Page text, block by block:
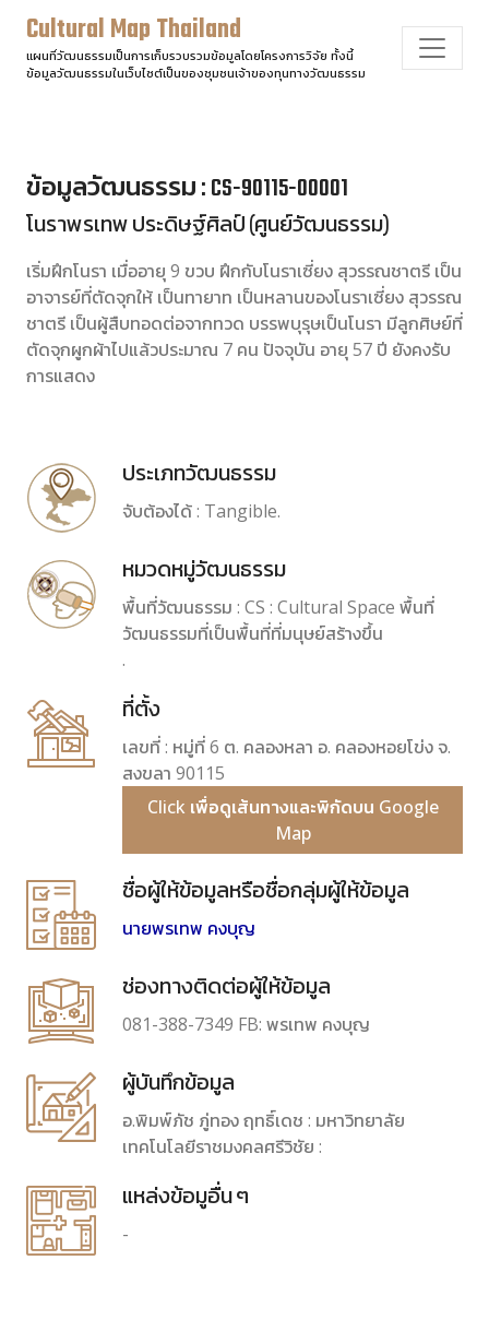
Cultural Map Thailand
แผนที่วัฒนธรรมเป็นการเก็บรวบรวมข้อมูลโดยโครงการวิจัย ทั้งนี้
ข้อมูลวัฒนธรรมในเว็บไซต์เป็นของชุมชนเจ้าของทุนทางวัฒนธรรม
ข้อมูลวัฒนธรรม : CS-90115-00001
โนราพรเทพ ประดิษฐ์ศิลป์ (ศูนย์วัฒนธรรม)
เริ่มฝึกโนรา เมื่ออายุ 9 ขวบ ฝึกกับโนราเซี่ยง สุวรรณชาตรี เป็น
อาจารย์ที่ตัดจุกให้ เป็นทายาท เป็นหลานของโนราเซี่ยง สุวรรณ
ชาตรี เป็นผู้สืบทอดต่อจากทวด บรรพบุรุษเป็นโนรา มีลูกศิษย์ที่
ตัดจุกผูกผ้าไปแล้วประมาณ 7 คน ปัจจุบัน อายุ 57 ปี ยังคงรับ
การแสดง
ประเภทวัฒนธรรม
จับต้องได้ : Tangible.
หมวดหมู่วัฒนธรรม
พื้นที่วัฒนธรรม : CS : Cultural Space พื้นที่
วัฒนธรรมที่เป็นพื้นที่ที่มนุษย์สร้างขึ้น
.
ที่ตั้ง
เลขที่ : หมู่ที่ 6 ต. คลองหลา อ. คลองหอยโข่ง จ.
สงขลา 90115
Click เพื่อดูเส้นทางและพิกัดบน Google
Map
ชื่อผู้ให้ข้อมูลหรือชื่อกลุ่มผู้ให้ข้อมูล
นายพรเทพ คงบุญ
ช่องทางติดต่อผู้ให้ข้อมูล
081-388-7349 FB: พรเทพ คงบุญ
ผู้บันทึกข้อมูล
อ.พิมพ์ภัช ภู่ทอง ฤทธิ์เดช : มหาวิทยาลัย
เทคโนโลยีราชมงคลศรีวิชัย :
แหล่งข้อมูอื่น ๆ
-